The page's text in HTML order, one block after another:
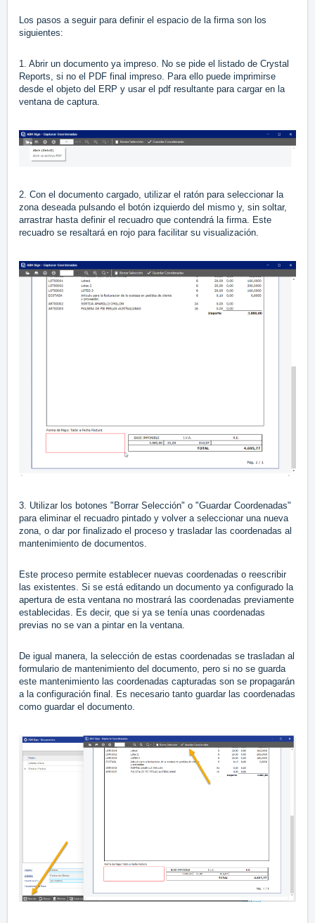
Los pasos a seguir para definir el espacio de la firma son los
siguientes:
1. Abrir un documento ya impreso. No se pide el listado de Crystal
Reports, si no el PDF final impreso. Para ello puede imprimirse
desde el objeto del ERP y usar el pdf resultante para cargar en la
ventana de captura.
2. Con el documento cargado, utilizar el ratón para seleccionar la
zona deseada pulsando el botón izquierdo del mismo y, sin soltar,
arrastrar hasta definir el recuadro que contendrá la firma. Este
recuadro se resaltará en rojo para facilitar su visualización.
3. Utilizar los botones "Borrar Selección" o "Guardar Coordenadas"
para eliminar el recuadro pintado y volver a seleccionar una nueva
zona, o dar por finalizado el proceso y trasladar las coordenadas al
mantenimiento de documentos.
Este proceso permite establecer nuevas coordenadas o reescribir
las existentes. Si se está editando un documento ya configurado la
apertura de esta ventana no mostrará las coordenadas previamente
establecidas. Es decir, que si ya se tenía unas coordenadas
previas no se van a pintar en la ventana.
De igual manera, la selección de estas coordenadas se trasladan al
formulario de mantenimiento del documento, pero si no se guarda
este mantenimiento las coordenadas capturadas son se propagarán
a la configuración final. Es necesario tanto guardar las coordenadas
como guardar el documento.